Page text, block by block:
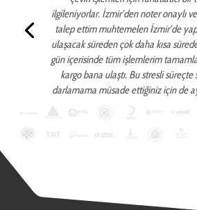
ilgileniyorlar. İzmir’den noter onaylı
talep ettim muhtemelen İzmir’de
ulaşacak süreden çok daha kısa
gün içerisinde tüm işlemlerim
kargo bana ulaştı. Bu stresli süreçte
darlamama müsade ettiğiniz için de